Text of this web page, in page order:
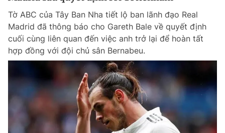
Tờ ABC của Tây Ban Nha tiết lộ ban lãnh đạo Real
Madrid đã thông báo cho Gareth Bale về quyết định
cuối cùng liên quan đến việc anh trở lại để hoàn tất
hợp đồng với đội chủ sân Bernabeu.